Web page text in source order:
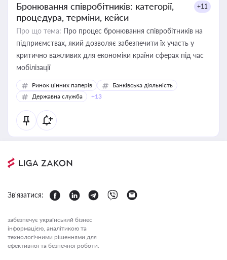
Бронювання співробітників: категорії,
процедура, терміни, кейси
+11
Про що тема: Про процес бронювання співробітників на
підприємствах, який дозволяє забезпечити їх участь у
критично важливих для економіки країни сферах під час
мобілізації
Ринок цінних паперів
Банківська діяльність
Державна служба
+13
Зв'язатися:
забезпечує український бізнес
інформацією, аналітикою та
технологічними рішеннями для
ефективної та безпечної роботи.